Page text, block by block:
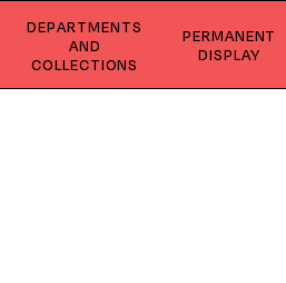
DEPARTMENTS
AND
COLLECTIONS
PERMANENT
DISPLAY